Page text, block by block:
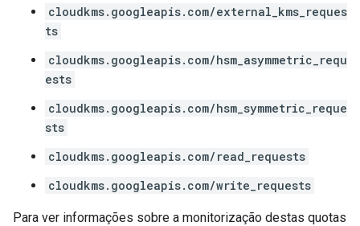
cloudkms.googleapis.com/external_kms_reques
ts
cloudkms.googleapis.com/hsm_asymmetric_requ
ests
cloudkms.googleapis.com/hsm_symmetric_reque
sts
cloudkms.googleapis.com/read_requests
cloudkms.googleapis.com/write_requests
Para ver informações sobre a monitorização destas quotas